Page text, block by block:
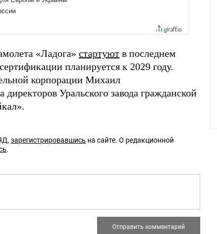
«Ладога» стартуют в последнем
планируется к 2029 году.
корпорации Михаил
директоров Уральского завода гражданской
зарегистрировавшись на сайте. О редакционной
.